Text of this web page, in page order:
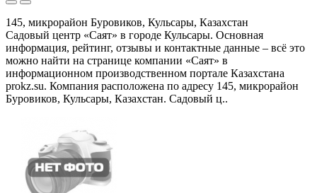
145, микрорайон Буровиков, Кульсары, Казахстан
Садовый центр «Саят» в городе Кульсары. Основная
информация, рейтинг, отзывы и контактные данные – всё это
можно найти на странице компании «Саят» в
информационном производственном портале Казахстана
prokz.su. Компания расположена по адресу 145, микрорайон
Буровиков, Кульсары, Казахстан. Садовый ц..